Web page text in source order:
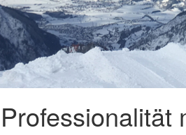
Professionalität